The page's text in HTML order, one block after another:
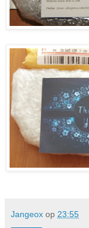
Jangeox op 23:55